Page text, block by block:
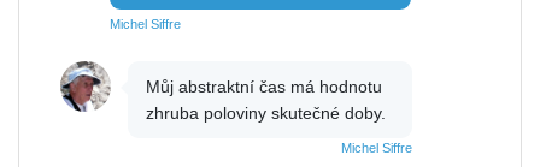
Michel Siffre
Můj abstraktní čas má hodnotu
zhruba poloviny skutečné doby.
Michel Siffre